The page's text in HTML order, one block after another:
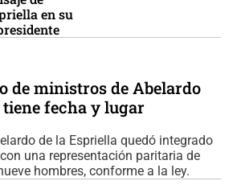
en su
de ministros de Abelardo
fecha y lugar
de la Espriella quedó integrado
una representación paritaria de
hombres, conforme a la ley.